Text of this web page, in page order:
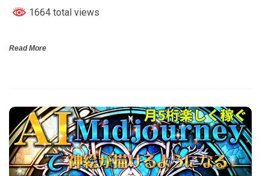
1664 total views
Read More